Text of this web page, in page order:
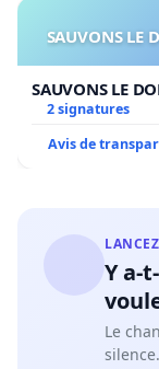
SAUVONS LE
SAUVONS LE
2 signatures
Avis de
Y a-
Le
silence.